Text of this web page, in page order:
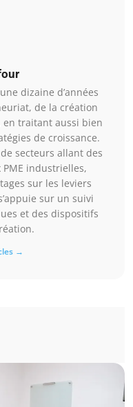
dizaine d’années
de la création
en traitant aussi bien
de croissance.
secteurs allant des
industrielles,
sur les leviers
sur un suivi
et des dispositifs
→